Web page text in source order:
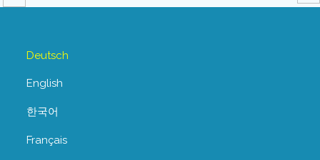
Deutsch
English
한국어
Français